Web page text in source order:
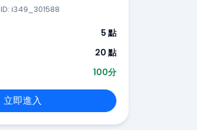
ID: i349_301588
5 點
20 點
100分
立即進入